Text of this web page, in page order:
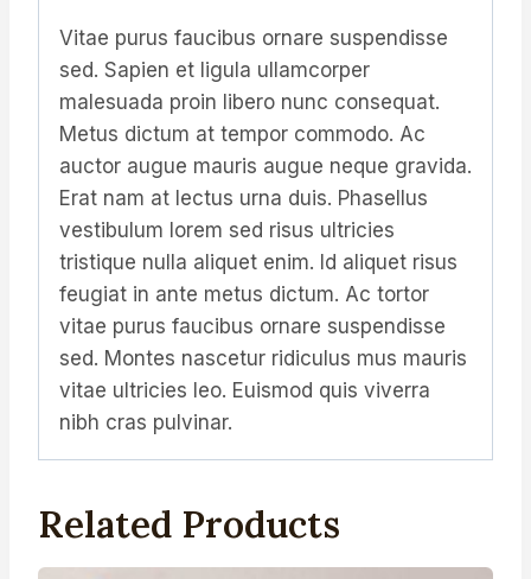
Vitae purus faucibus ornare suspendisse
sed. Sapien et ligula ullamcorper
malesuada proin libero nunc consequat.
Metus dictum at tempor commodo. Ac
auctor augue mauris augue neque gravida.
Erat nam at lectus urna duis. Phasellus
vestibulum lorem sed risus ultricies
tristique nulla aliquet enim. Id aliquet risus
feugiat in ante metus dictum. Ac tortor
vitae purus faucibus ornare suspendisse
sed. Montes nascetur ridiculus mus mauris
vitae ultricies leo. Euismod quis viverra
nibh cras pulvinar.
Related Products